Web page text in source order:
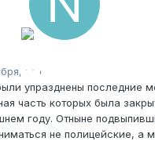
2011
упразднены последние
часть которых была
году. Отныне
не полицейские, а